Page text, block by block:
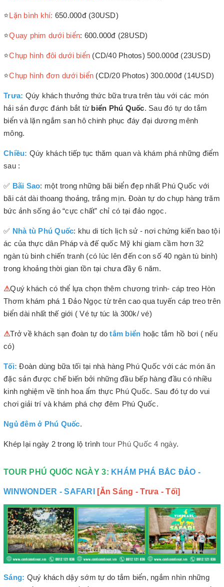
⭐Lặn bình khí: 650.000đ (30USD)
⭐Quay phim dưới biển: 600.000đ (28USD)
⭐Chụp hình đôi dưới biển (CD/40 Photos) 500.000đ (23USD)
⭐Chụp hình đơn dưới biển (CD/20 Photos) 300.000đ (14USD)
Trưa: Qúy khách thưởng thức bữa trưa trên tàu với các món
hải sản được đánh bắt từ biển Phú Quốc. Sau đó tự do tắm
biển và lặn ngắm san hô chinh phục đáy đại dương mênh
mông.
Chiều: Qúy khách tiếp tục thăm quan và khám phá những điểm
sau :
✅ Bãi Sao: một trong những bãi biển đẹp nhất Phú Quốc với
bãi cát dài thoang thoảng, trắng mịn. Đoàn tự do chụp hàng trăm
bức ảnh sống ảo “cực chất” chỉ có tại đảo ngọc.
✅ Nhà tù Phú Quốc: khu di tích lịch sử - nơi chứng kiến bao tội
ác của thực dân Pháp và đế quốc Mỹ khi giam cầm hơn 32
ngàn tù binh chiến tranh (có lúc lên đến con số 40 ngàn tù binh)
trong khoảng thời gian tồn tại chưa đầy 6 năm.
⚠Quý khách có thể lựa chọn thêm chương trình- cáp treo Hòn
Thơm khám phá 1 Đảo Ngọc từ trên cao qua tuyến cáp treo trên
biển dài nhất thế giới ( Vé tự túc là 300k/ vé)
⚠Trở về khách sạn đoàn tự dotắm biển hoặc tắm hồ bơi ( nếu
có)
Tối: Đoàn dùng bữa tối tại nhà hàng Phú Quốc với các món ăn
đặc sản được chế biến bởi những đầu bếp hàng đầu có nhiều
kinh nghiệm về tinh hoa ẩm thực Phú Quốc. Sau đó tự do vui
chơi giải trí và khám phá chợ đêm Phú Quốc.
Ngủ đêm ở Phú Quốc.
Khép lại ngày 2 trong lộ trình tour Phú Quốc 4 ngày.
TOUR PHÚ QUỐC NGÀY 3: KHÁM PHÁ BẮC ĐẢO -
WINWONDER - SAFARI [Ăn Sáng - Trưa - Tối]
Sáng: Quý khách dậy sớm tự do tắm biển, ngắm nhìn những